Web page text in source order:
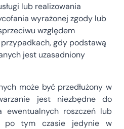
lub realizowania
wyrażonej zgody lub
względem
gdy podstawą
jest uzasadniony
może być przedłużony w
jest niezbędne do
ewentualnych roszczeń lub
po tym czasie jedynie w